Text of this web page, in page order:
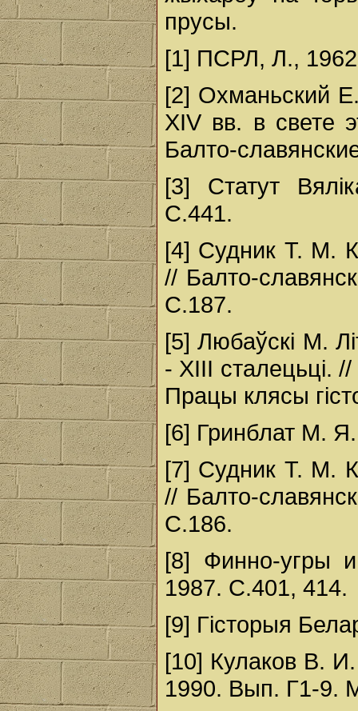
прусы.
[1] ПСРЛ, Л.,
[2] Охманьский
XIV вв. в свете
Балто-
[3] Статут
С.441.
[4] Судник Т. М.
// Балто-
С.187.
[5] Любаўскі М.
- XIII сталецьці.
Працы клясы
[6] Гринблат М.
[7] Судник Т. М.
// Балто-
С.186.
[8] Финно-угры
1987. С.401, 414.
[9] Гісторыя
[10] Кулаков В.
1990. Вып. Г1-9.